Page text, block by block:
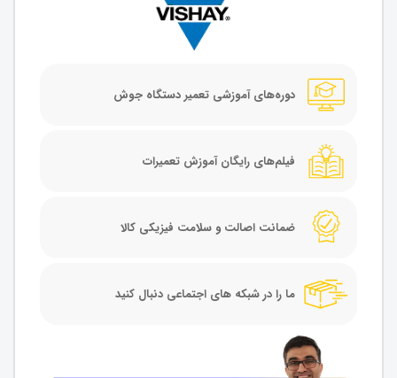
دوره‌های آموزشی تعمیر دستگاه جوش
فیلم‌های رایگان آموزش تعمیرات
ضمانت اصالت و سلامت فیزیکی کالا
ما را در شبکه های اجتماعی دنبال کنید